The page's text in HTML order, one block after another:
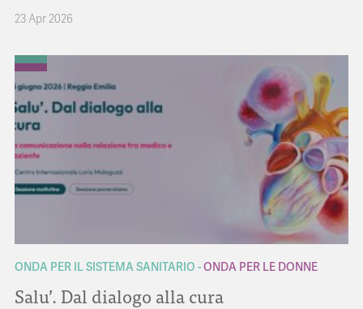
23 Apr 2026
ONDA PER IL SISTEMA SANITARIO ONDA PER LE DONNE
Salu’. Dal dialogo alla cura